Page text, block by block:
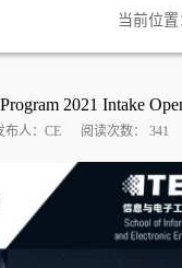
当前位置
2021 Intake
布人：CE 阅读次数： 341